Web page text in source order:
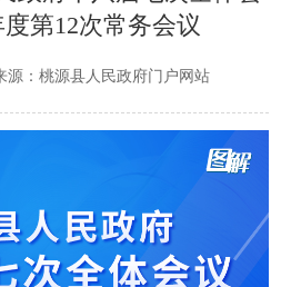
第12次常务会议
源：桃源县人民政府门户网站